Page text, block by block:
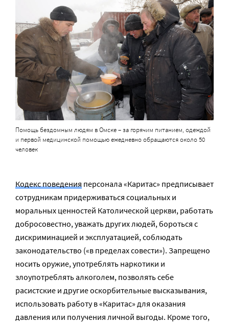
Помощь бездомным людям в Омске – за горячим питанием, одеждой
и первой медицинской помощью ежедневно обращаются около 50
человек
Кодекс поведения персонала «Каритас» предписывает
сотрудникам придерживаться социальных и
моральных ценностей Католической церкви, работать
добросовестно, уважать других людей, бороться с
дискриминацией и эксплуатацией, соблюдать
законодательство («в пределах совести»). Запрещено
носить оружие, употреблять наркотики и
злоупотреблять алкоголем, позволять себе
расистские и другие оскорбительные высказывания,
использовать работу в «Каритас» для оказания
давления или получения личной выгоды. Кроме того,